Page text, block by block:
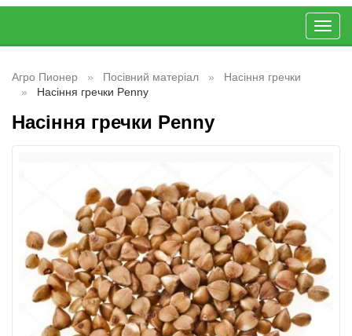
Агро Пионер Посівний матеріал
Насіння гречки
Насіння гречки Penny
Насіння гречки Penny